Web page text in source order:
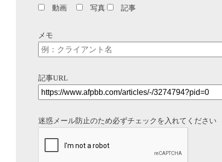
動画
写真 記事
メモ
記事URL
迷惑メール防止のため必ずチェックを入れてください